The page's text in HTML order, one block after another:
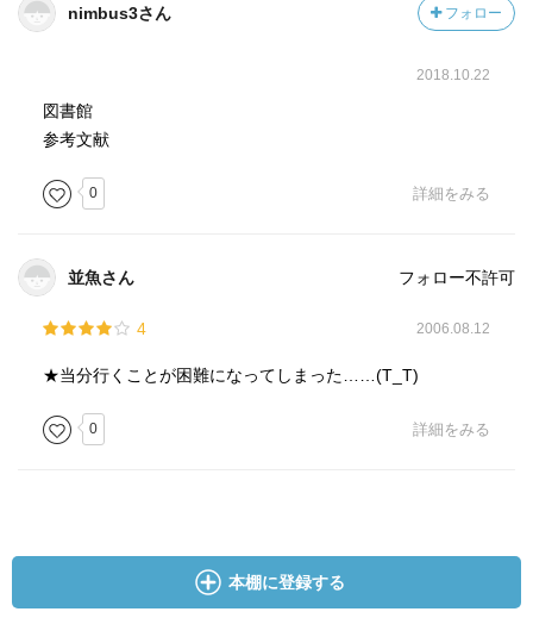
nimbus3さん フォロー
2018.10.22
図書館
参考文献
0 詳細をみる
並魚さん フォロー不許可
4 2006.08.12
★当分行くことが困難になってしまった……(T_T)
0 詳細をみる
本棚に登録する